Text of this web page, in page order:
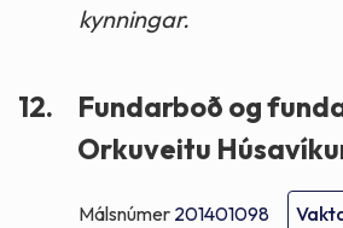
kynningar.
12.
Fundarboð og
Orkuveitu
Málsnúmer 201401098